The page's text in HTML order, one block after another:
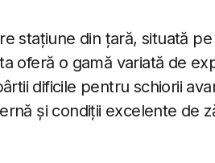
stațiune din țară, situată
oferă o gamă variată de
dificile pentru schiorii
și condiții excelente de